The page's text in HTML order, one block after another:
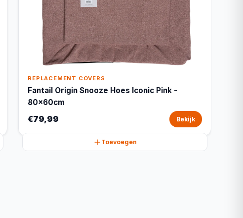
REPLACEMENT COVERS
Fantail Origin Snooze Hoes Iconic Pink -
80x60cm
€79,99 Bekijk
Toevoegen